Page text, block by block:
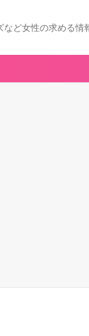
ど女性の求める情